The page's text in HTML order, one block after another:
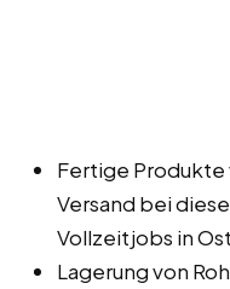
Fertige Produkte
Versand bei
Vollzeitjobs in
Lagerung von